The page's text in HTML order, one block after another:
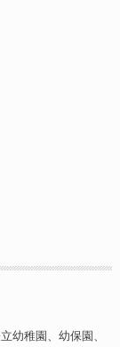
幼稚園、幼保園、